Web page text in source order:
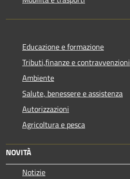
Educazione e formazione
Tributi,finanze e contravvenzioni
Ambiente
Salute, benessere e assistenza
Autorizzazioni
Agricoltura e pesca
NOVITÀ
Notizie